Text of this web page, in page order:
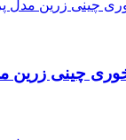
چینی زرین